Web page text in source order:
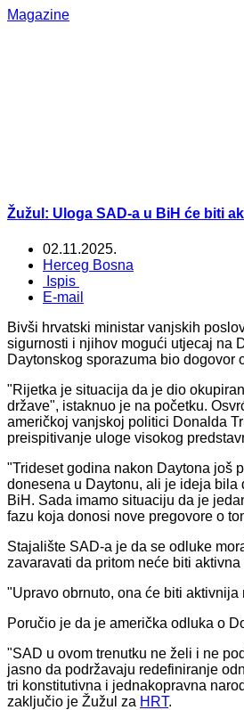
Magazine
Žužul: Uloga SAD-a u BiH će biti
02.11.2025.
Herceg Bosna
Ispis
E-mail
Bivši hrvatski ministar vanjskih
sigurnosti i njihov mogući utjecaj na
Daytonskog sporazuma bio
"Rijetka je situacija da je dio
države", istaknuo je na početku.
američkoj vanjskoj politici Donalda
preispitivanje uloge visokog
"Trideset godina nakon Daytona još
donesena u Daytonu, ali je ideja bila
BiH. Sada imamo situaciju da je
fazu koja donosi nove pregovore o
Stajalište SAD-a je da se odluke
zavaravati da pritom neće biti
"Upravo obrnuto, ona će biti
Poručio je da je američka odluka o
"SAD u ovom trenutku ne želi i ne
jasno da podržavaju redefiniranje
tri konstitutivna i jednakopravna
zaključio je Žužul za HRT.